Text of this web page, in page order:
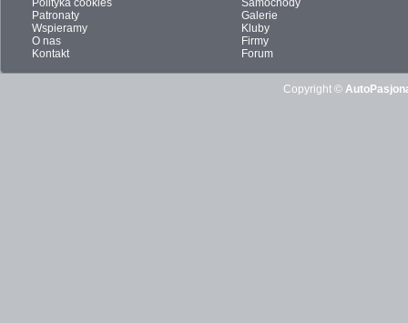
Polityka cookies
Patronaty
Wspieramy
O nas
Kontakt
Samochody
Galerie
Kluby
Firmy
Forum
Copyright ©